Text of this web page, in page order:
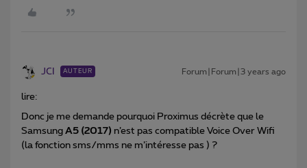
JCI AUTEUR Forum|Forum|3 years ago
lire:
Donc je me demande pourquoi Proximus décrète que le
Samsung A5 (2017) n’est pas compatible Voice Over Wifi
(la fonction sms/mms ne m’intéresse pas ) ?